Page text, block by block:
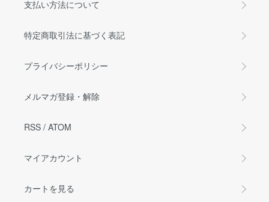
支払い方法について
特定商取引法に基づく表記
プライバシーポリシー
メルマガ登録・解除
RSS / ATOM
マイアカウント
カートを見る